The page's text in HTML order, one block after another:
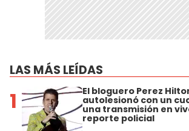
LAS MÁS LEÍDAS
1 El bloguero Perez
autolesionó con un
una transmisión en
reporte policial